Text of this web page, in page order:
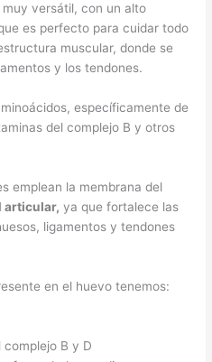
versátil, con un alto
es perfecto para cuidar todo
muscular, donde se
y los tendones.
específicamente de
del complejo B y otros
emplean la membrana del
articular, ya que fortalece las
ligamentos y tendones
en el huevo tenemos:
B y D